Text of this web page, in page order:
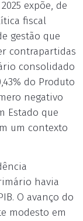
expõe, de
fiscal
gestão que
contrapartidas
consolidado
do Produto
negativo
Estado que
um contexto
havia
O avanço do
modesto em